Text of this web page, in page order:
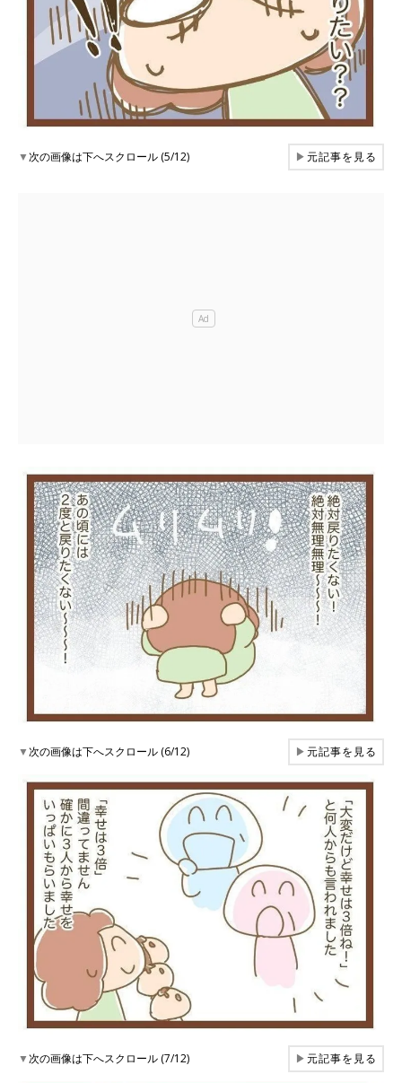
▼次の画像は下へスクロール (5/12) ▶元記事を見る
▼次の画像は下へスクロール (6/12) ▶元記事を見る
▼次の画像は下へスクロール (7/12) ▶元記事を見る